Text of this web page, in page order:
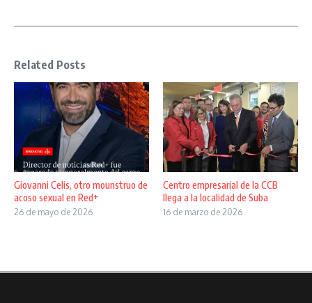
Related Posts
Giovanni Celis, otro mounstruo de
acoso sexual en Red+
26 de mayo de 2026
Centro empresarial de la CCB
llega a la localidad de Suba
16 de marzo de 2026